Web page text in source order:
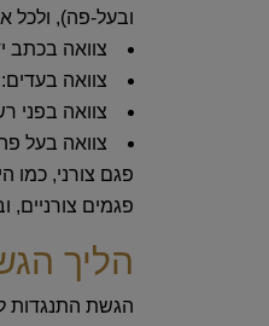
ובעל-פה), ולכל
צוואה בכתב
צוואה בעדים:
צוואה בפני
צוואה בעל
פגמים
הליך
הגשת התנגדות